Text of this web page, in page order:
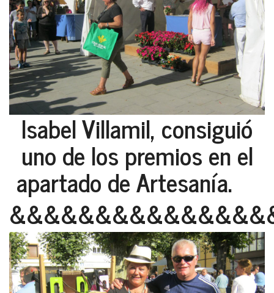
Isabel Villamil, consiguió
uno de los premios en el
apartado de Artesanía.